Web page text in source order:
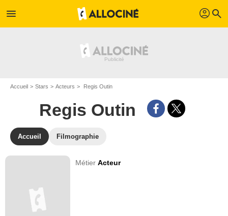
menu profil search
Accueil Stars Acteurs Regis Outin
Regis Outin
Accueil Filmographie
MétierActeur